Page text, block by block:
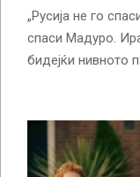
„Русија не го
спаси Мадуро.
бидејќи нивното